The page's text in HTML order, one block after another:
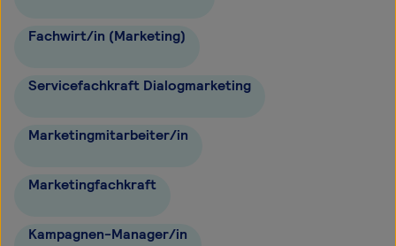
Fachwirt/in (Marketing)
Servicefachkraft Dialogmarketing
Marketingmitarbeiter/in
Marketingfachkraft
Kampagnen-Manager/in